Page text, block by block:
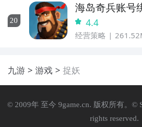
20
海岛奇兵账号
具 4.4
经营策略
九游 游戏 捉妖
© 2009年 至今 9game.cn. 版权所有。©
rights reserved.